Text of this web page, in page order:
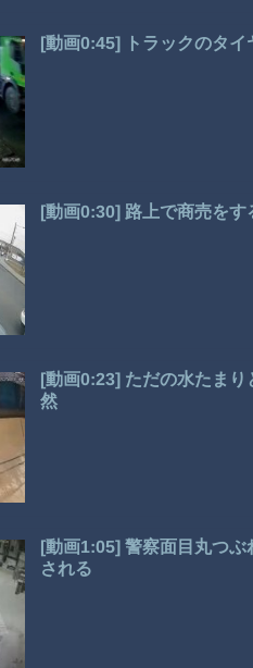
[動画0:45] トラックのタ
[動画0:30] 路上で商売を
[動画0:23] ただの水たま
然
[動画1:05] 警察面目丸つ
される